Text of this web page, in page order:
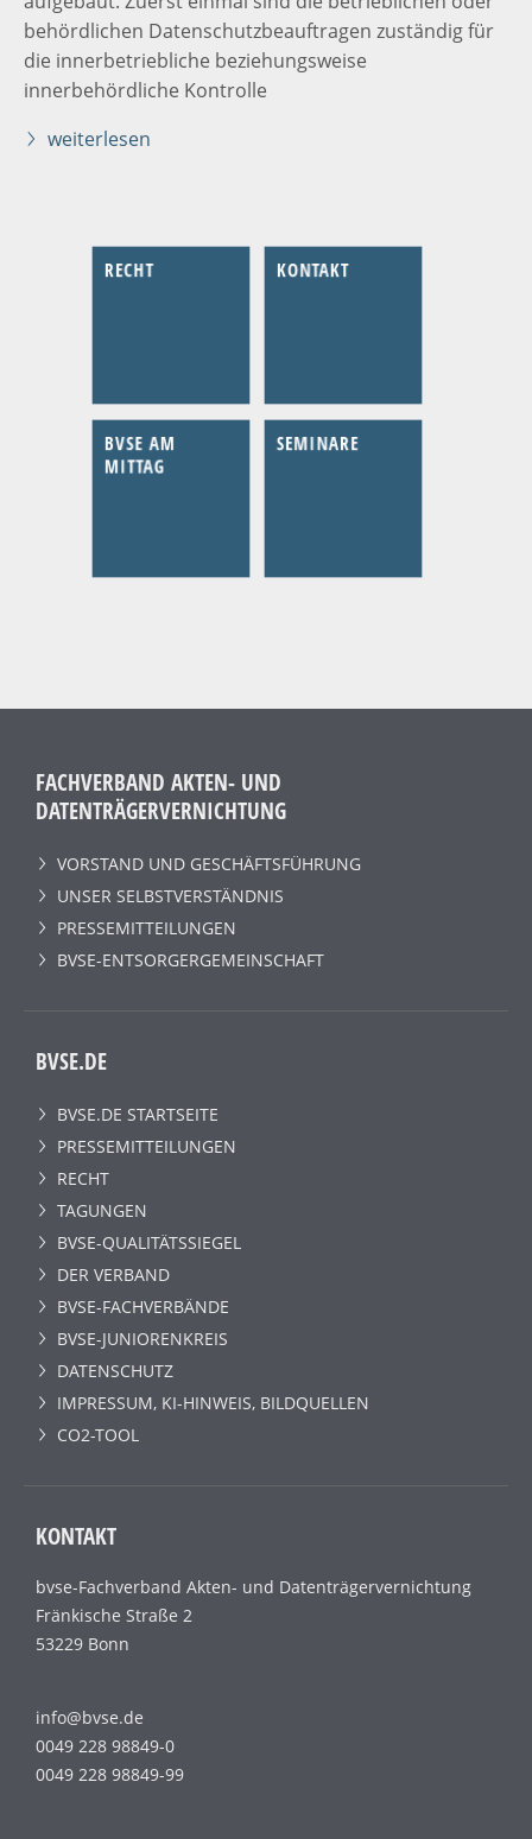
behördlichen Datenschutzbeauftragen zuständig für
die innerbetriebliche beziehungsweise
innerbehördliche Kontrolle
weiterlesen
RECHT KONTAKT
BVSE AM
MITTAG
SEMINARE
FACHVERBAND AKTEN- UND
DATENTRÄGERVERNICHTUNG
VORSTAND UND GESCHÄFTSFÜHRUNG
UNSER SELBSTVERSTÄNDNIS
PRESSEMITTEILUNGEN
BVSE-ENTSORGERGEMEINSCHAFT
BVSE.DE
BVSE.DE STARTSEITE
PRESSEMITTEILUNGEN
RECHT
TAGUNGEN
BVSE-QUALITÄTSSIEGEL
DER VERBAND
BVSE-FACHVERBÄNDE
BVSE-JUNIORENKREIS
DATENSCHUTZ
IMPRESSUM, KI-HINWEIS, BILDQUELLEN
CO2-TOOL
KONTAKT
bvse-Fachverband Akten- und Datenträgervernichtung
Fränkische Straße 2
53229 Bonn
info@bvse.de
0049 228 98849-0
0049 228 98849-99